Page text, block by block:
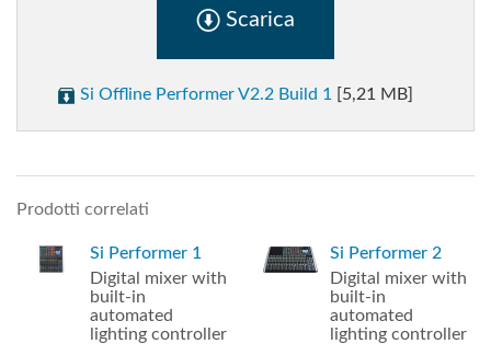
Lingua/Regione
Scarica
Si Offline Performer V2.2 Build 1 [5,21 MB]
Prodotti correlati
Si Performer 1
Digital mixer with
built-in
automated
lighting controller
Si Performer 2
Digital mixer with
built-in
automated
lighting controller